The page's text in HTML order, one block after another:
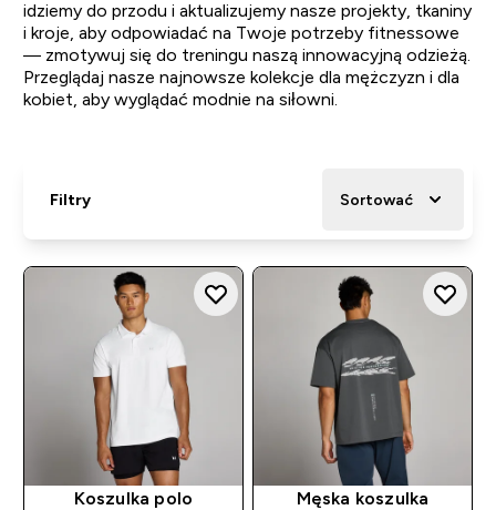
idziemy do przodu i aktualizujemy nasze projekty, tkaniny
i kroje, aby odpowiadać na Twoje potrzeby fitnessowe
— zmotywuj się do treningu naszą innowacyjną odzieżą.
Przeglądaj nasze najnowsze kolekcje dla mężczyzn i dla
kobiet, aby wyglądać modnie na siłowni.
Filtry Sortować
Koszulka polo
Męska koszulka